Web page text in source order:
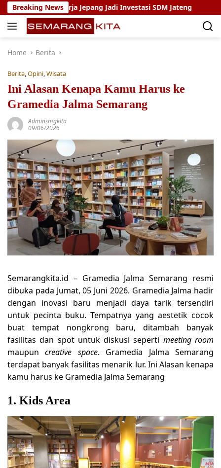
Skip
to
content
Breaking News
Jepang Jadi Investasi SDM Jateng Setya
Home Berita
Berita,Opini,Wisata
Ini Alasan Kenapa Kamu Harus ke
Gramedia Jalma Semarang
Adminsmgkita
09/06/2026
Semarangkita.id – Gramedia Jalma Semarang resmi
dibuka pada Jumat, 05 Juni 2026. Gramedia Jalma hadir
dengan inovasi baru menjadi daya tarik tersendiri
untuk pecinta buku. Tempatnya yang aestetik cocok
buat tempat nongkrong baru, ditambah banyak
fasilitas dan spot untuk diskusi seperti meeting room
maupuncreative space. Gramedia Jalma Semarang
terdapat banyak fasilitas menarik lur. Ini Alasan kenapa
kamu harus ke Gramedia Jalma Semarang
1. Kids Area